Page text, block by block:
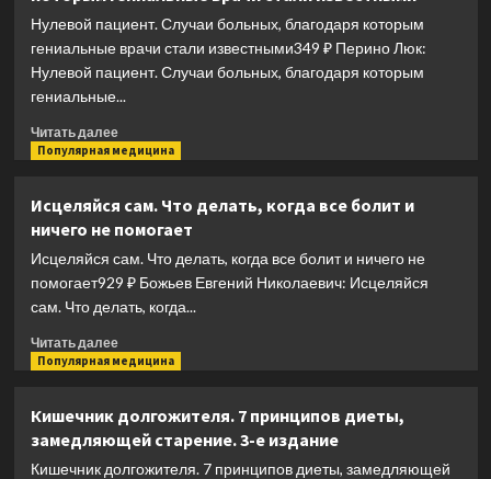
делать?
издание
Нулевой пациент. Случаи больных, благодаря которым
гениальные врачи стали известными349 ₽ Перино Люк:
Нулевой пациент. Случаи больных, благодаря которым
гениальные...
Читать далееПрочитать
больше
пациент.
Случаи
больных,
благодаря
гениальные
врачи
стали
Популярная медицина
Исцеляйся сам. Что делать, когда все болит и
ничего не помогает
Исцеляйся сам. Что делать, когда все болит и ничего не
помогает929 ₽ Божьев Евгений Николаевич: Исцеляйся
сам. Что делать, когда...
Читать далееПрочитать
больше
сам.
Что
делать,
Популярная медицина
Кишечник долгожителя. 7 принципов диеты,
замедляющей старение. 3-е издание
Кишечник долгожителя. 7 принципов диеты, замедляющей